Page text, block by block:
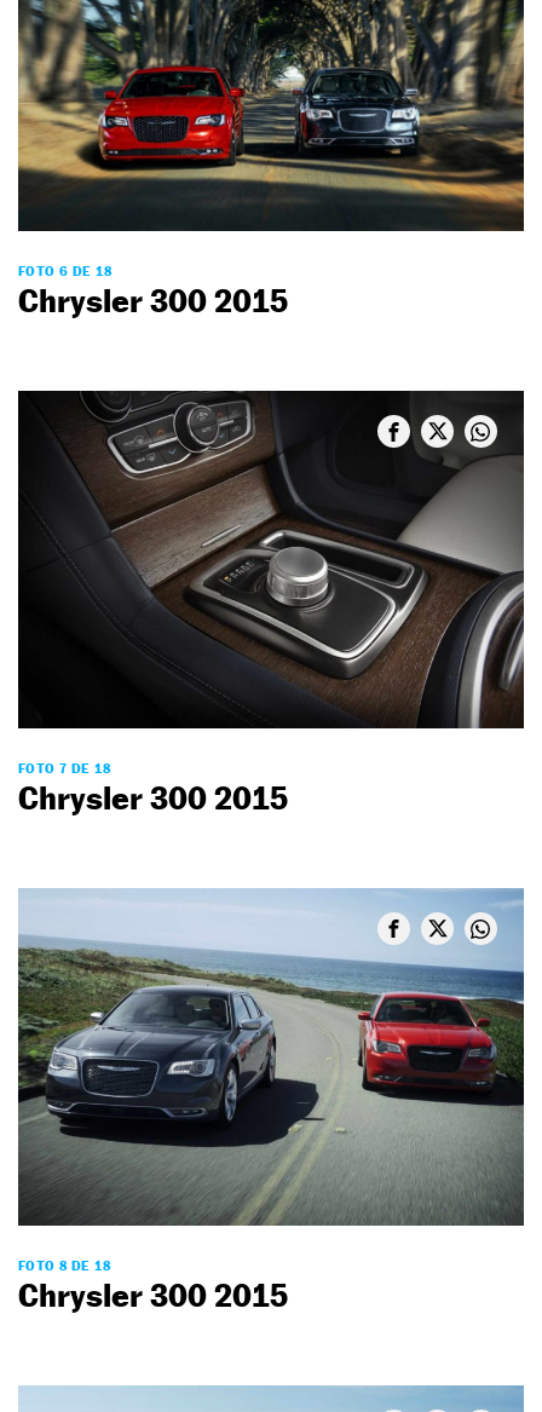
FOTO 6 DE 18
Chrysler 300 2015
FOTO 7 DE 18
Chrysler 300 2015
FOTO 8 DE 18
Chrysler 300 2015